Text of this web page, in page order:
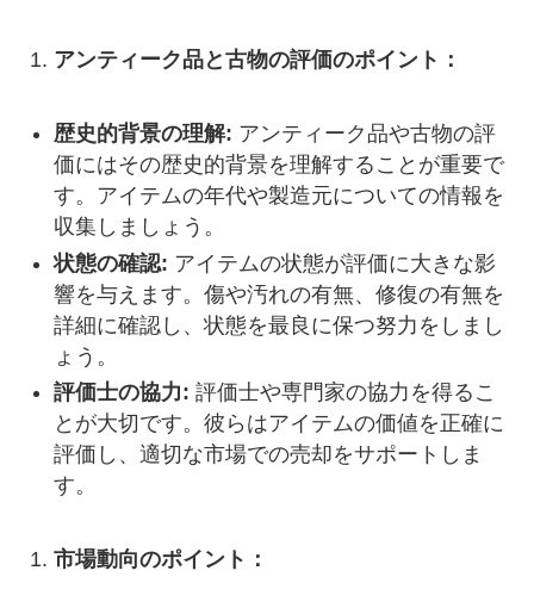
アンティーク品と古物の評価のポイント：
歴史的背景の理解: アンティーク品や古物の評
価にはその歴史的背景を理解することが重要で
す。アイテムの年代や製造元についての情報を
収集しましょう。
状態の確認: アイテムの状態が評価に大きな影
響を与えます。傷や汚れの有無、修復の有無を
詳細に確認し、状態を最良に保つ努力をしまし
ょう。
評価士の協力: 評価士や専門家の協力を得るこ
とが大切です。彼らはアイテムの価値を正確に
評価し、適切な市場での売却をサポートしま
す。
市場動向のポイント：